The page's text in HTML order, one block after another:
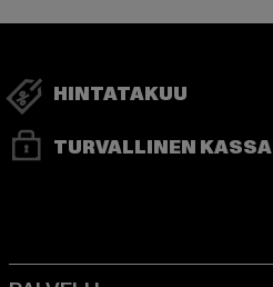
HINTATAKUU
TURVALLINEN KASSA